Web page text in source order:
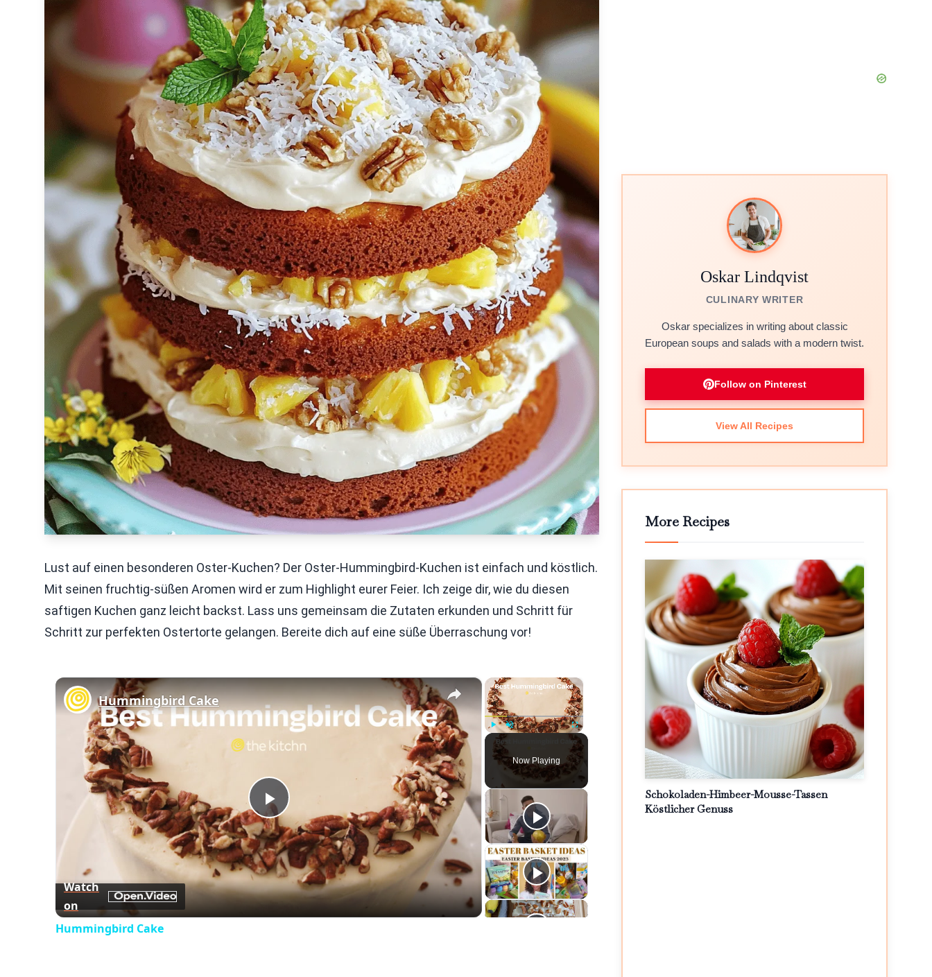
Lust auf einen besonderen Oster-Kuchen? Der Oster-Hummingbird-Kuchen ist einfach und köstlich.
Mit seinen fruchtig-süßen Aromen wird er zum Highlight eurer Feier. Ich zeige dir, wie du diesen
saftigen Kuchen ganz leicht backst. Lass uns gemeinsam die Zutaten erkunden und Schritt für
Schritt zur perfekten Ostertorte gelangen. Bereite dich auf eine süße Überraschung vor!
×
Play Fullscreen
Now Playing
×
Play
Video
Hummingbird Cake
Watch
on
Hummingbird Cake
Oskar Lindqvist
CULINARY WRITER
Oskar specializes in writing about classic
European soups and salads with a modern twist.
Follow on Pinterest
View All Recipes
More Recipes
Schokoladen-Himbeer-Mousse-Tassen
Köstlicher Genuss